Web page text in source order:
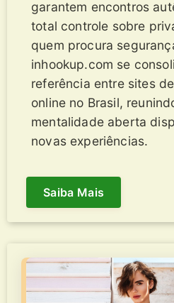
garantem encontros
total controle sobre
quem procura
inhookup.com se
referência entre sites
online no Brasil,
mentalidade aberta
novas experiências.
Saiba Mais